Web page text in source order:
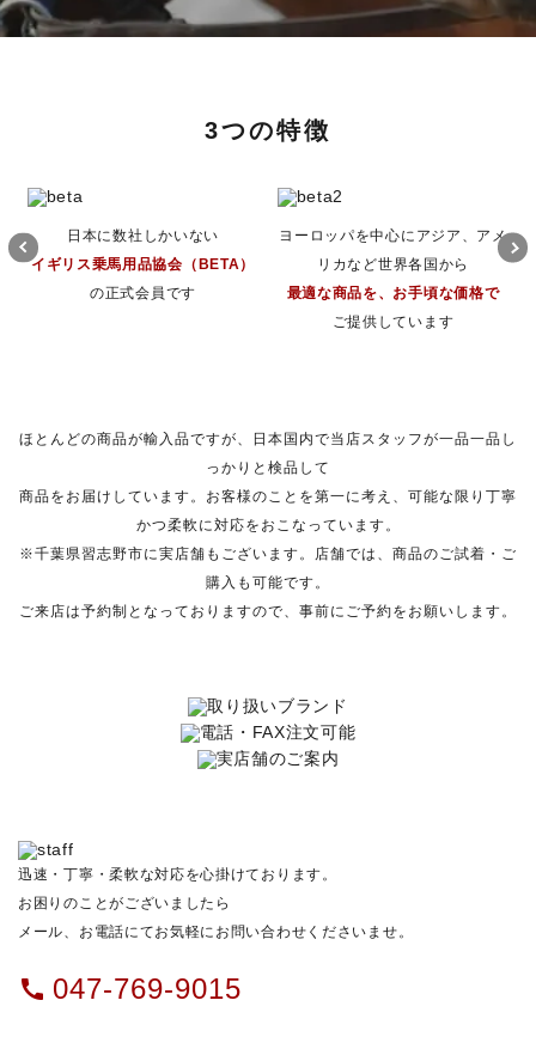
3つの特徴
日本に数社しかいない
イギリス乗馬用品協会（BETA）
の正式会員です
ヨーロッパを中心にアジア、アメ
リカなど世界各国から
最適な商品を、お手頃な価格で
ご提供しています
ほとんどの商品が輸入品ですが、日本国内で当店スタッフが一品一品し
っかりと検品して
商品をお届けしています。お客様のことを第一に考え、可能な限り丁寧
かつ柔軟に対応をおこなっています。
※千葉県習志野市に実店舗もございます。店舗では、商品のご試着・ご
購入も可能です。
ご来店は予約制となっておりますので、事前にご予約をお願いします。
迅速・丁寧・柔軟な対応を心掛けております。
お困りのことがございましたら
メール、お電話にてお気軽にお問い合わせくださいませ。
call 047-769-9015